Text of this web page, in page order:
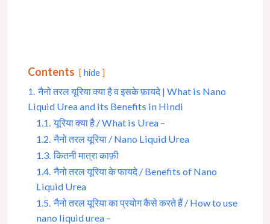
Contents hide
1. नैनो तरल यूरिया क्या है व इसके फ़ायदे | What is Nano
Liquid Urea and its Benefits in Hindi
1.1. यूरिया क्या है / What is Urea –
1.2. नैनो तरल यूरिया / Nano Liquid Urea
1.3. कितनी मात्रा काफ़ी
1.4. नैनो तरल यूरिया के फायदे / Benefits of Nano
Liquid Urea
1.5. नैनो तरल यूरिया का प्रयोग कैसे करते हैं / How to use
nano liquid urea –